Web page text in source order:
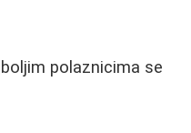
polaznicima se